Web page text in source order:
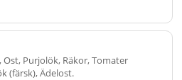
Purjolök, Räkor, Tomater
(färsk), Ädelost.